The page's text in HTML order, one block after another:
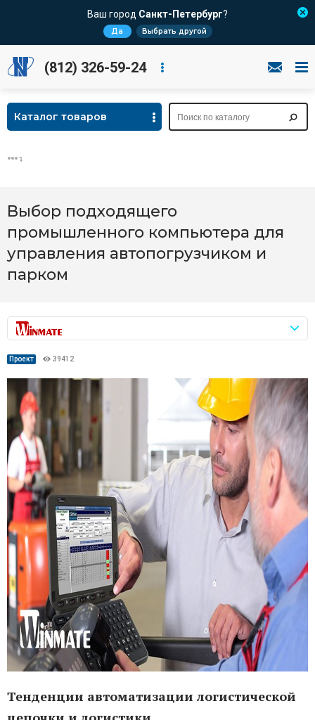
Ваш город Санкт-Петербург?
Да Выбрать другой
(812) 326-59-24
Каталог товаров
Выбор подходящего
промышленного компьютера для
управления автопогрузчиком и
парком
Проект 39412
Тенденции автоматизации логистической